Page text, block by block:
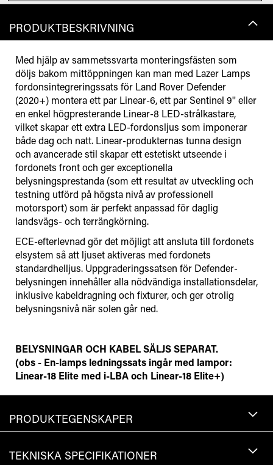
PRODUKTBESKRIVNING
Med hjälp av sammetssvarta monteringsfästen som
döljs bakom mittöppningen kan man med Lazer Lamps
fordonsintegreringssats för Land Rover Defender
(2020+) montera ett par Linear-6, ett par Sentinel 9'' eller
en enkel högpresterande Linear-8 LED-strålkastare,
vilket skapar ett extra LED-fordonsljus som imponerar
både dag och natt. Linear-produkternas tunna design
och avancerade stil skapar ett estetiskt utseende i
fordonets front och ger exceptionella
belysningsprestanda (som ett resultat av utveckling och
testning utförd på högsta nivå av professionell
motorsport) som är perfekt anpassad för daglig
landsvägs- och terrängkörning.
ECE-efterlevnad gör det möjligt att ansluta till fordonets
elsystem så att ljuset aktiveras med fordonets
standardhelljus. Uppgraderingssatsen för Defender-
belysningen innehåller alla nödvändiga installationsdelar,
inklusive kabeldragning och fixturer, och ger otrolig
belysningsnivå när solen går ned.
BELYSNINGAR OCH KABEL SÄLJS SEPARAT.
(obs - En-lamps ledningssats ingår med lampor:
Linear-18 Elite med i-LBA och Linear-18 Elite+)
PRODUKTEGENSKAPER
TEKNISKA SPECIFIKATIONER